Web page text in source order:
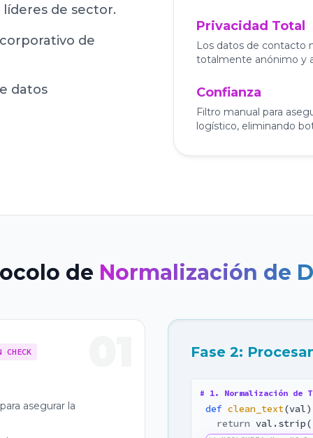
de sector.
de
datos
Privacidad Total
Los datos de contacto
totalmente anónimo y
Confianza
Filtro manual para
logístico, eliminando
de Normalización de
CHECK
asegurar la
Fase 2:
# 1. Normalización de
def clean_text
return